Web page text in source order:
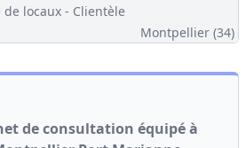
de locaux - Clientèle
Montpellier (34)
de consultation équipé à